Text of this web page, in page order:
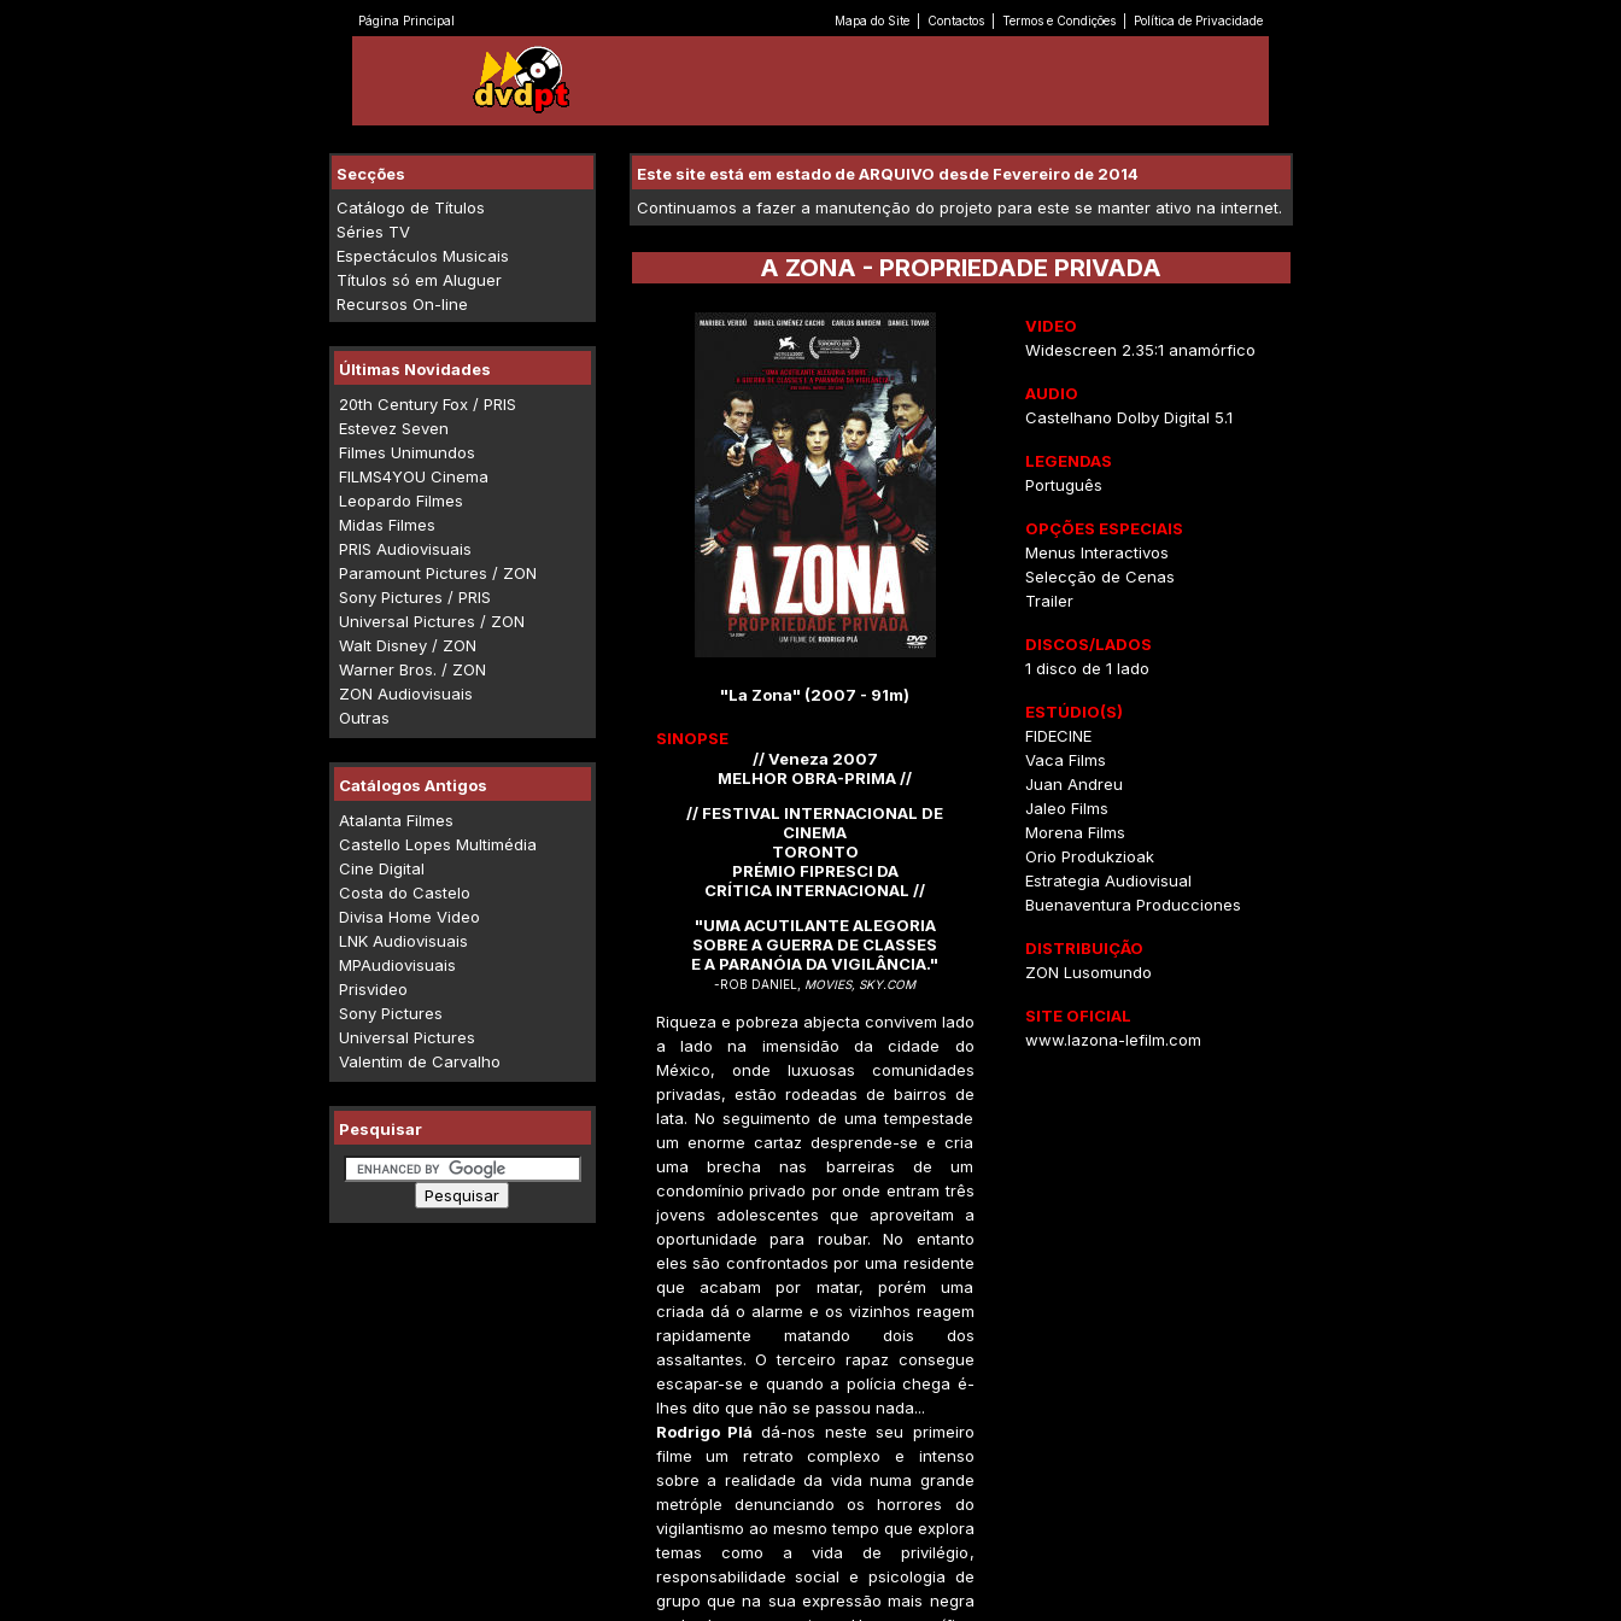
Página Principal Mapa do Site Contactos Termos e Condições Política de Privacidade
Secções
Catálogo de Títulos
Séries TV
Espectáculos Musicais
Títulos só em Aluguer
Recursos On-line
Últimas Novidades
20th Century Fox / PRIS
Estevez Seven
Filmes Unimundos
FILMS4YOU Cinema
Leopardo Filmes
Midas Filmes
PRIS Audiovisuais
Paramount Pictures / ZON
Sony Pictures / PRIS
Universal Pictures / ZON
Walt Disney / ZON
Warner Bros. / ZON
ZON Audiovisuais
Outras
Catálogos Antigos
Atalanta Filmes
Castello Lopes Multimédia
Cine Digital
Costa do Castelo
Divisa Home Video
LNK Audiovisuais
MPAudiovisuais
Prisvideo
Sony Pictures
Universal Pictures
Valentim de Carvalho
Pesquisar
Este site está em estado de ARQUIVO desde Fevereiro de 2014
Continuamos a fazer a manutenção do projeto para este se manter ativo na internet.
A ZONA - PROPRIEDADE PRIVADA
"La Zona" (2007 - 91m)
SINOPSE
// Veneza 2007
MELHOR OBRA-PRIMA //
// FESTIVAL INTERNACIONAL DE
CINEMA
TORONTO
PRÉMIO FIPRESCI DA
CRÍTICA INTERNACIONAL //
"UMA ACUTILANTE ALEGORIA
SOBRE A GUERRA DE CLASSES
E A PARANÓIA DA VIGILÂNCIA."
-ROB DANIEL, MOVIES, SKY.COM
Riqueza e pobreza abjecta convivem lado
a lado na imensidão da cidade do
México, onde luxuosas comunidades
privadas, estão rodeadas de bairros de
lata. No seguimento de uma tempestade
um enorme cartaz desprende-se e cria
uma brecha nas barreiras de um
condomínio privado por onde entram três
jovens adolescentes que aproveitam a
oportunidade para roubar. No entanto
eles são confrontados por uma residente
que acabam por matar, porém uma
criada dá o alarme e os vizinhos reagem
rapidamente matando dois dos
assaltantes. O terceiro rapaz consegue
escapar-se e quando a polícia chega é-
lhes dito que não se passou nada...
Rodrigo Plá dá-nos neste seu primeiro
filme um retrato complexo e intenso
sobre a realidade da vida numa grande
metróple denunciando os horrores do
vigilantismo ao mesmo tempo que explora
temas como a vida de privilégio,
responsabilidade social e psicologia de
grupo que na sua expressão mais negra
VIDEO
Widescreen 2.35:1 anamórfico
AUDIO
Castelhano Dolby Digital 5.1
LEGENDAS
Português
OPÇÕES ESPECIAIS
Menus Interactivos
Selecção de Cenas
Trailer
DISCOS/LADOS
1 disco de 1 lado
ESTÚDIO(S)
FIDECINE
Vaca Films
Juan Andreu
Jaleo Films
Morena Films
Orio Produkzioak
Estrategia Audiovisual
Buenaventura Producciones
DISTRIBUIÇÃO
ZON Lusomundo
SITE OFICIAL
www.lazona-lefilm.com